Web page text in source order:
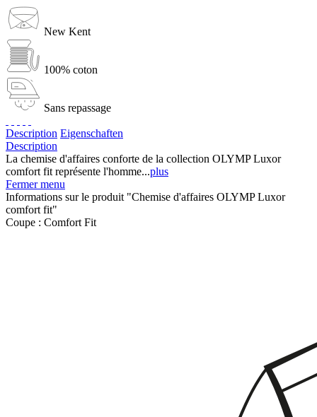
New Kent
100% coton
Sans repassage
Description Eigenschaften
Description
La chemise d'affaires conforte de la collection OLYMP Luxor
comfort fit représente l'homme...plus
Fermer menu
Informations sur le produit "Chemise d'affaires OLYMP Luxor
comfort fit"
Coupe : Comfort Fit